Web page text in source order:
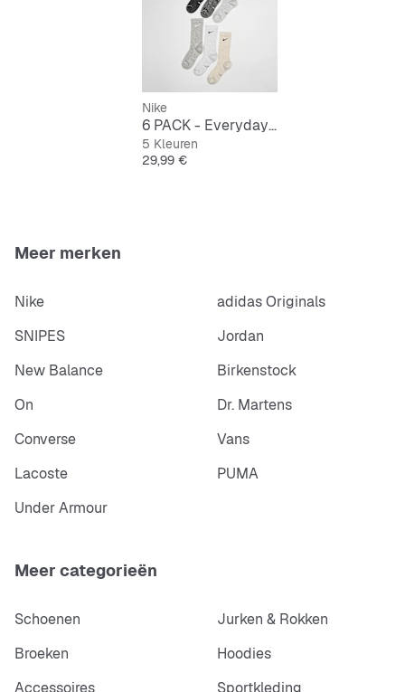
Nike
6 PACK - Everyday Elevated Crew Socks
5 Kleuren
Prijs
29,99 €
Meer merken
Nike
adidas Originals
SNIPES
Jordan
New Balance
Birkenstock
On
Dr. Martens
Converse
Vans
Lacoste
PUMA
Under Armour
Meer categorieën
Schoenen
Jurken & Rokken
Broeken
Hoodies
Accessoires
Sportkleding